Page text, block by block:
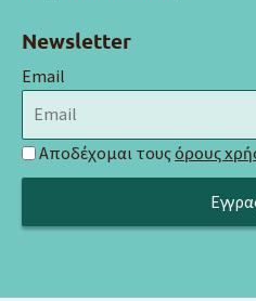
Newsletter
Email
Αποδέχομαι τους όρους